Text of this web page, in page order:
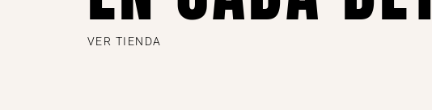
VER TIENDA